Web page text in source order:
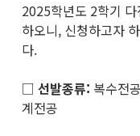
2025학년도 2학기
하오니, 신청하고자
다.
□ 선발종류: 복수전
계전공